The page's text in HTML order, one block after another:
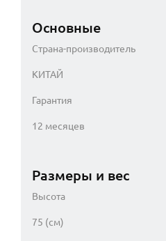
Основные
Страна-производитель
КИТАЙ
Гарантия
12 месяцев
Размеры и вес
Высота
75 (см)